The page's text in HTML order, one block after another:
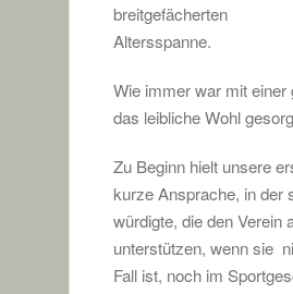
breitgefächerten
Altersspanne.
Wie immer war mit
das leibliche Wohl
Zu Beginn hielt unsere
kurze Ansprache, in der
würdigte, die den Verein
unterstützen, wenn sie
Fall ist, noch im